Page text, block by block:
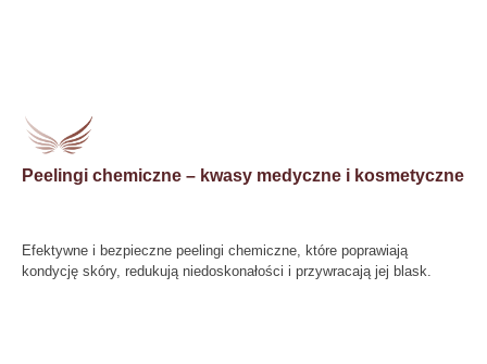
Peelingi chemiczne – kwasy medyczne i kosmetyczne
Efektywne i bezpieczne peelingi chemiczne, które poprawiają
kondycję skóry, redukują niedoskonałości i przywracają jej blask.